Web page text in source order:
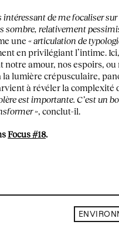
intéressant de me focaliser
sombre, relativement
une« articulation de
en privilégiant l’intime.
notre amour, nos espoirs,
lumière crépusculaire,
à révéler la
est importante. C’est un
», conclut-il.
Focus #18.